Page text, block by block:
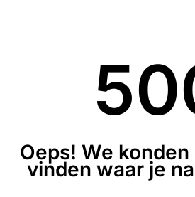
Oeps! We
vinden waar je